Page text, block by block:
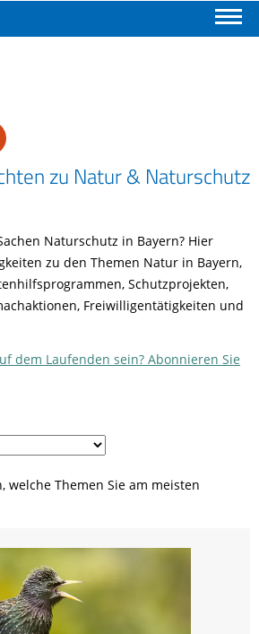
zu Natur & Naturschutz
Naturschutz in Bayern? Hier
zu den Themen Natur in Bayern,
Schutzprojekten,
Freiwilligentätigkeiten und
dem Laufenden sein? Abonnieren Sie
welche Themen Sie am meisten